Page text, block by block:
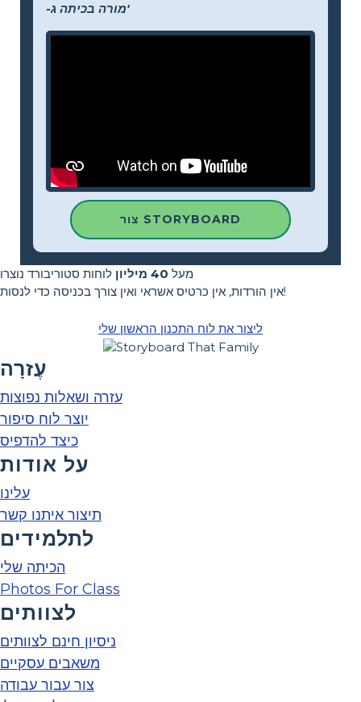
-מורה בכיתה ג'
צור STORYBOARD
מעל 40 מיליון
לוחות סטוריבורד נוצרו
אין הורדות, אין כרטיס אשראי ואין צורך בכניסה כדי לנסות!
ליצור את לוח התכנון הראשון שלי
עֶזרָה
עזרה ושאלות נפוצות
יוצר לוח סיפור
כיצד להדפיס
על אודות
עלינו
תיצור איתנו קשר
לתלמידים
הכיתה שלי
Photos For Class
לצוותים
ניסיון חינם לצוותים
משאבים עסקיים
צור עבור עבודה